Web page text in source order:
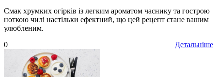
Смак хрумких огірків із легким ароматом часнику та гострою
ноткою чилі настільки ефектний, що цей рецепт стане вашим
улюбленим.
Детальніше
0